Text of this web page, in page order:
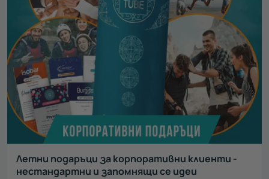
Летни подаръци за корпоративни клиенти -
нестандартни и запомнящи се идеи